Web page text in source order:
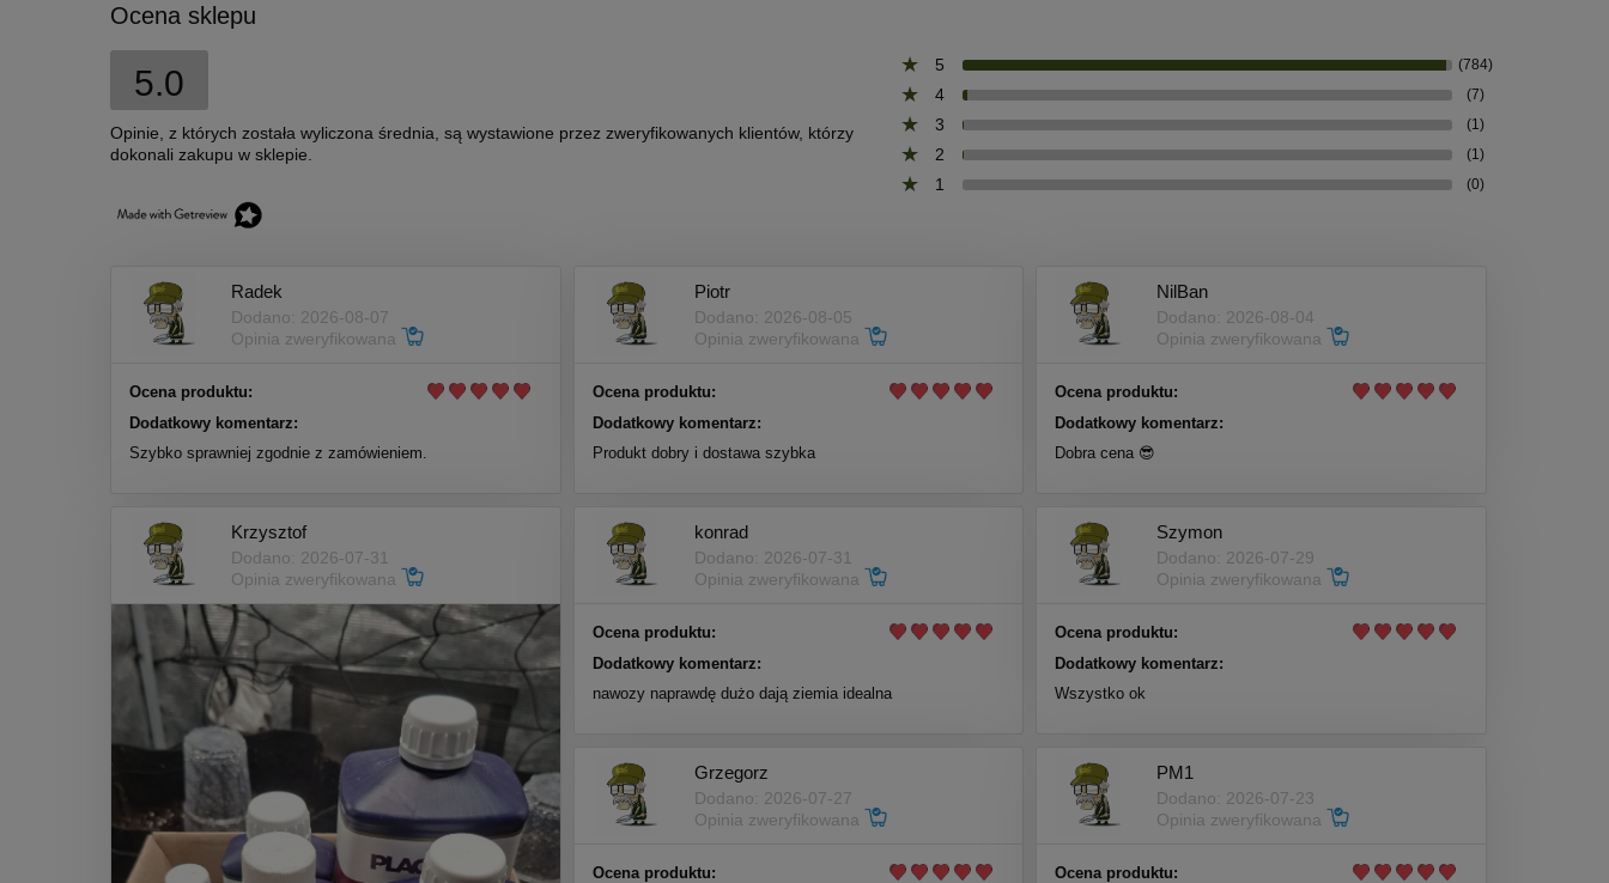
Ocena sklepu
5.0
Opinie, z których została wyliczona średnia, są wystawione przez zweryfikowanych klientów, którzy
dokonali zakupu w sklepie.
5 (784)
4 (7)
3 (1)
2 (1)
1 (0)
Radek
Dodano: 2026-08-07
Opinia zweryfikowana
Ocena produktu:
Dodatkowy komentarz:
Szybko sprawniej zgodnie z zamówieniem.
Piotr
Dodano: 2026-08-05
Opinia zweryfikowana
Ocena produktu:
Dodatkowy komentarz:
Produkt dobry i dostawa szybka
NilBan
Dodano: 2026-08-04
Opinia zweryfikowana
Ocena produktu:
Dodatkowy komentarz:
Dobra cena 😎
Krzysztof
Dodano: 2026-07-31
Opinia zweryfikowana
konrad
Dodano: 2026-07-31
Opinia zweryfikowana
Ocena produktu:
Dodatkowy komentarz:
nawozy naprawdę dużo dają ziemia idealna
Szymon
Dodano: 2026-07-29
Opinia zweryfikowana
Ocena produktu:
Dodatkowy komentarz:
Wszystko ok
Grzegorz
Dodano: 2026-07-27
Opinia zweryfikowana
Ocena produktu:
PM1
Dodano: 2026-07-23
Opinia zweryfikowana
Ocena produktu: